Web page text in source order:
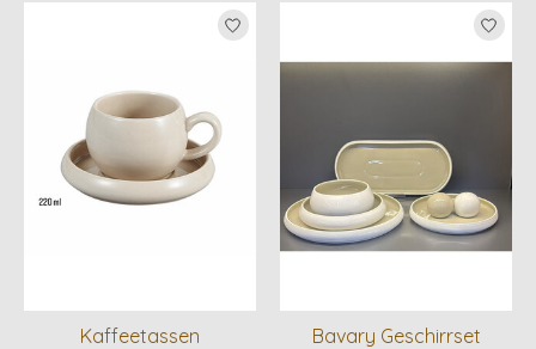
Produkt-Karussell-Artikel
Kaffeetassen
Bavary Geschirrset